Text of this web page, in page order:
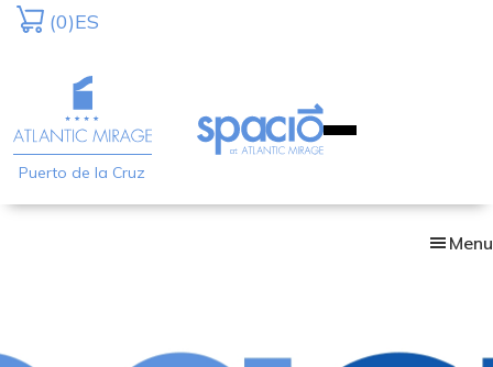
Skip
content
(0)ES
Puerto de la Cruz
Menu